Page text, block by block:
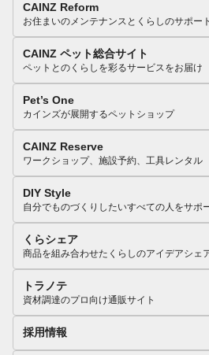
CAINZ Reform
お住まいのメンテナンスとくらしのサポート
CAINZ ペット総合サイト
ペットとのくらしを彩るサービスをお届け
Pet’s One
カインズが展開するペットショップ
CAINZ Reserve
ワークショップ、施設予約、工具レンタル
DIY Style
自分でものづくりしたいすべての人をサポ
くらシェア
商品を組み合わせたくらしのアイデアシェ
トラノテ
資材調達のプロ向け通販サイト
採用情報